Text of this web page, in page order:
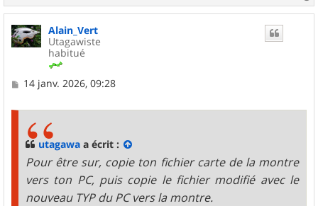
a
u
Alain_Vert
Utagawiste
habitué
M14 janv. 2026, 09:28
utagawa a écrit :
Pour être sur, copie ton fichier carte de la montre
vers ton PC, puis copie le fichier modifié avec le
nouveau TYP du PC vers la montre.